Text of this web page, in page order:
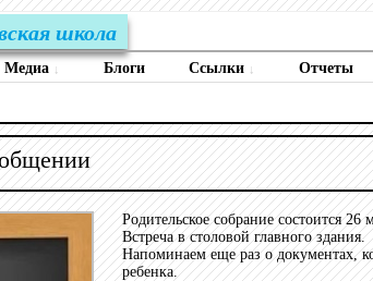
школа
Медиа ↓ Блоги Ссылки ↓ Отчеты
Родительское собрание состоится
Встреча в столовой главного здания.
Напоминаем еще раз о документах,
ребенка.